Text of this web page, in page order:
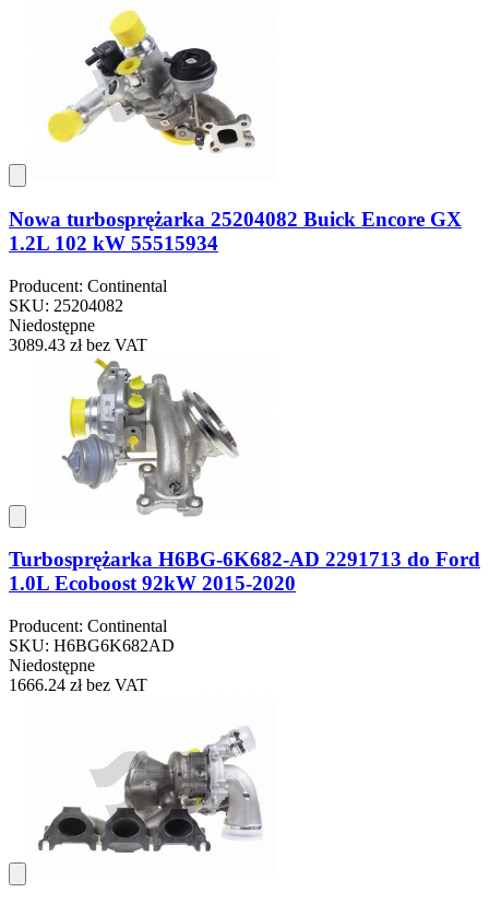
Nowa turbosprężarka 25204082 Buick Encore GX
1.2L 102 kW 55515934
Producent: Continental
SKU: 25204082
Niedostępne
3089.43 złbez VAT
Turbosprężarka H6BG-6K682-AD 2291713 do Ford
1.0L Ecoboost 92kW 2015-2020
Producent: Continental
SKU: H6BG6K682AD
Niedostępne
1666.24 złbez VAT